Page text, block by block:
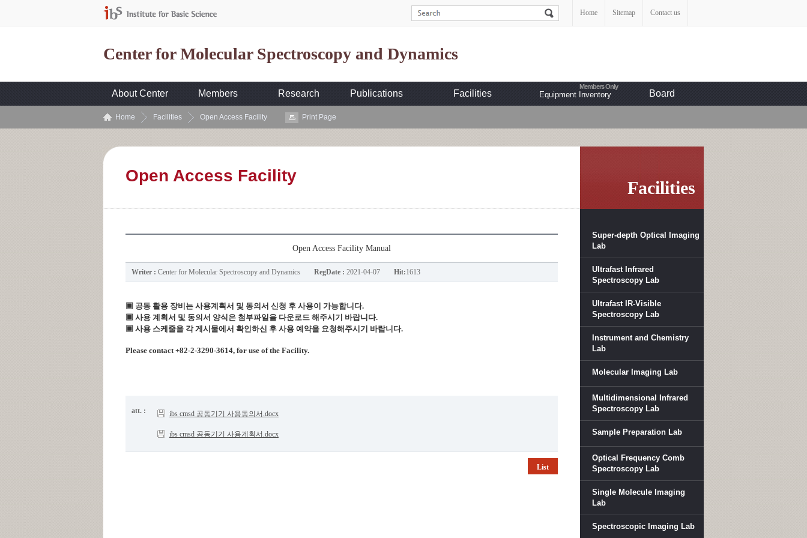
Home Sitemap Contact us
Center for Molecular Spectroscopy and Dynamics
About Center Members Research Publications Facilities Equipment Inventory Board
Home Facilities Open Access Facility Print Page
Facilities
Super-depth Optical Imaging
Lab
Ultrafast Infrared
Spectroscopy Lab
Ultrafast IR-Visible
Spectroscopy Lab
Instrument and Chemistry
Lab
Molecular Imaging Lab
Multidimensional Infrared
Spectroscopy Lab
Sample Preparation Lab
Optical Frequency Comb
Spectroscopy Lab
Single Molecule Imaging
Lab
Spectroscopic Imaging Lab
Open Access Facility
Open Access Facility Manual
Writer : Center for Molecular Spectroscopy and Dynamics RegDate : 2021-04-07 Hit:1613
▣ 공동 활용 장비는 사용계획서 및 동의서 신청 후 사용이 가능합니다.
▣ 사용 계획서 및 동의서 양식은 첨부파일을 다운로드 해주시기 바랍니다.
▣ 사용 스케줄을 각 게시물에서 확인하신 후 사용 예약을 요청해주시기 바랍니다.
Please contact +82-2-3290-3614, for use of the Facility.
att. : ibs cmsd 공동기기 사용동의서.docx
ibs cmsd 공동기기 사용계획서.docx
List